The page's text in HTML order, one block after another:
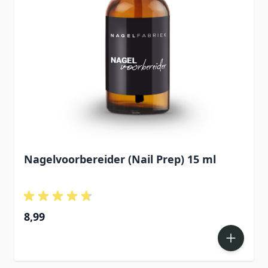
Nagelvoorbereider (Nail Prep) 15 ml
8,99